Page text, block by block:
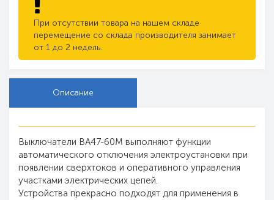
При отсутствии товара на нашем складе
перемещение со склада производителя занимает
от 1 до 2 недель.
Описание
Выключатели ВА47-60М выполняют функции
автоматического отключения электроустановки при
появлении сверхтоков и оперативного управления
участками электрических цепей.
Устройства прекрасно подходят для применения в